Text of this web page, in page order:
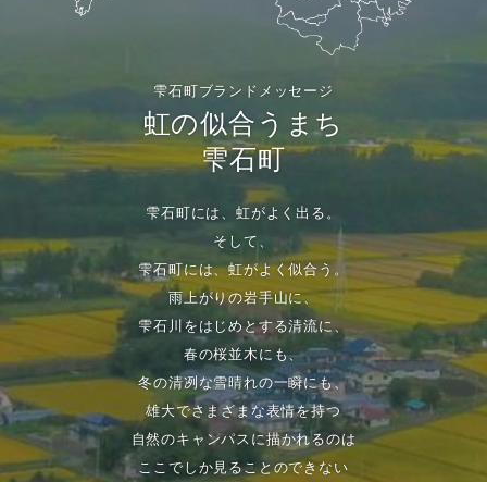
雫石町ブランドメッセージ
虹の似合うまち
雫石町
雫石町には、虹がよく出る。
そして、
雫石町には、虹がよく似合う。
雨上がりの岩手山に、
雫石川をはじめとする清流に、
春の桜並木にも、
冬の清冽な雪晴れの一瞬にも、
雄大でさまざまな表情を持つ
自然のキャンパスに描かれるのは
ここでしか見ることのできない